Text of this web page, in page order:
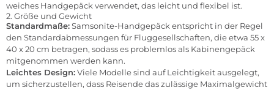
weiches Handgepäck verwendet, das leicht und flexibel ist.
2. Größe und Gewicht
Standardmaße:Samsonite-Handgepäck entspricht in der Regel
den Standardabmessungen für Fluggesellschaften, die etwa 55 x
40 x 20 cm betragen, sodass es problemlos als Kabinengepäck
mitgenommen werden kann.
Leichtes Design:Viele Modelle sind auf Leichtigkeit ausgelegt,
um sicherzustellen, dass Reisende das zulässige Maximalgewicht